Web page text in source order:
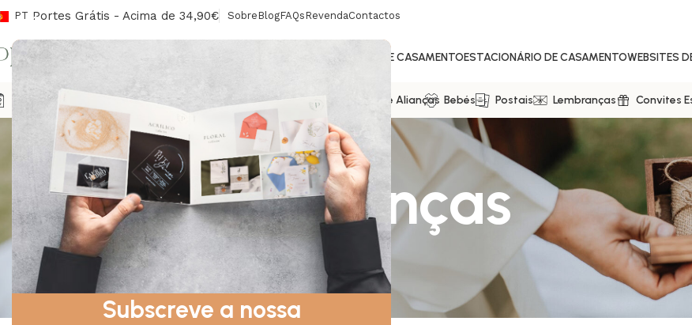
Subscreve a nossa
PT Portes Grátis - Acima de 34,90€ Sobre BlogFAQs RevendaContactos
CONVITES DE CASAMENTOESTACIONÁRIO DE CASAMENTOWEBSITES
Agendas Envelopes/Lacres Livros De Honra Caixas De Alianças Bebés Postais Lembranças Convites
Caixa de Alianças